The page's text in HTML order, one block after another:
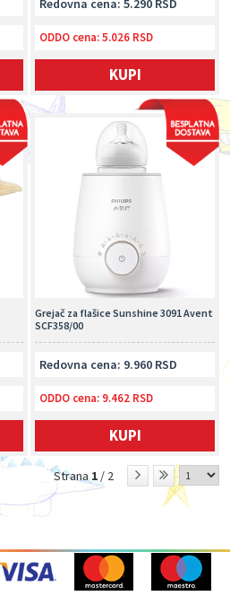
Redovna cena: 5.290 RSD
ODDO cena:5.026 RSD
KUPI
Grejač za flašice Sunshine 3091 Avent
SCF358/00
Redovna cena: 9.960 RSD
ODDO cena: 9.462 RSD
KUPI
Strana1 / 2